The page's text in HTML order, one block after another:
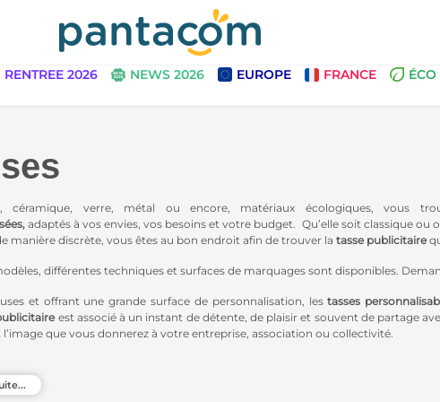
RENTREE 2026 NEWS 2026 EUROPE FRANCE ÉCO
céramique, verre, métal ou encore, matériaux écologiques, vous
adaptés à vos envies, vos besoins et votre budget. Qu’elle soit classique
manière discrète, vous êtes au bon endroit afin de trouver la tasse publicitaire
différentes techniques et surfaces de marquages sont disponibles.
et offrant une grande surface de personnalisation, lestasses
est associé à un instant de détente, de plaisir et souvent de partage
que vous donnerez à votre entreprise, association ou collectivité.
toujours plus responsable mais aussi pour apporter à votre
responsabilité sociale et environnementale d’entreprise.